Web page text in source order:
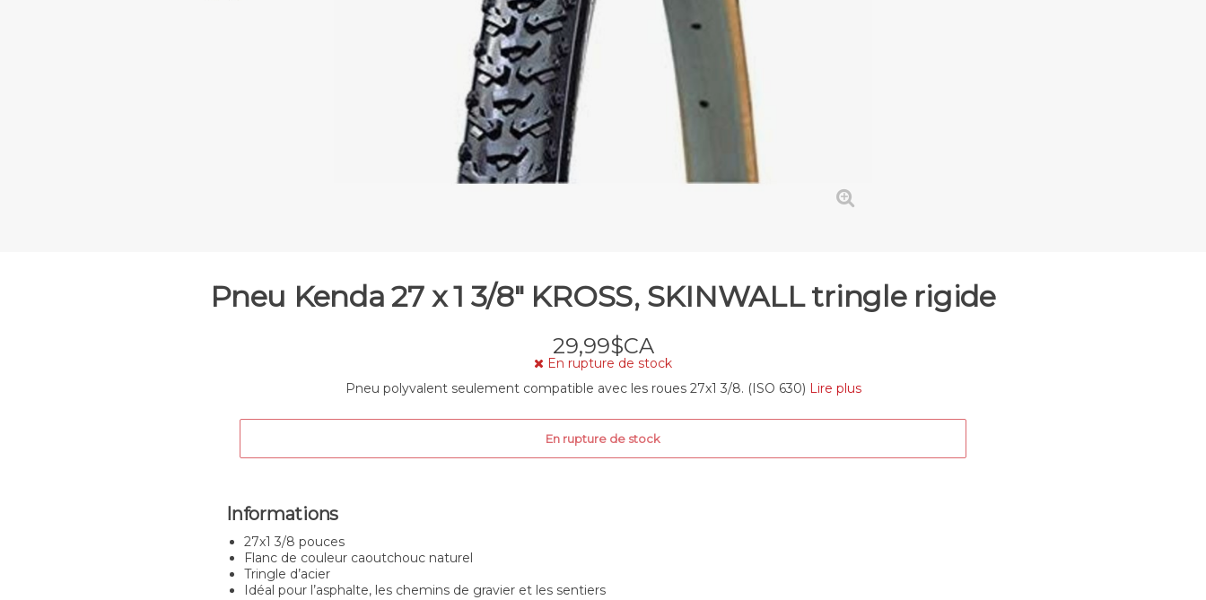
Pneu Kenda 27 x 1 3/8" KROSS, SKINWALL tringle rigide
29,99$CA
En rupture de stock
Pneu polyvalent seulement compatible avec les roues 27x1 3/8. (ISO 630) Lire plus
En rupture de stock
Informations
27x1 3/8 pouces
Flanc de couleur caoutchouc naturel
Tringle d’acier
Idéal pour l’asphalte, les chemins de gravier et les sentiers